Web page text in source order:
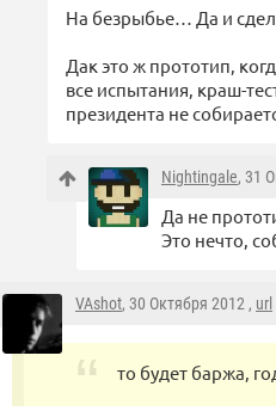
На безрыбье… Да и
Дак это ж прототип,
все испытания, краш-
президента не
Nightingale, 31
Да не
Это нечто,
VAshot, 30 Октября 2012 , url
то будет баржа,